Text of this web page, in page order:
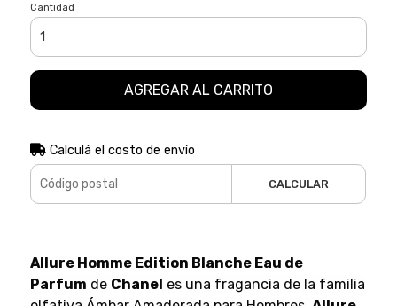
Cantidad
AGREGAR AL CARRITO
Calculá el costo de envío
CALCULAR
Allure Homme Edition Blanche Eau de
Parfum de Chanel es una fragancia de la familia